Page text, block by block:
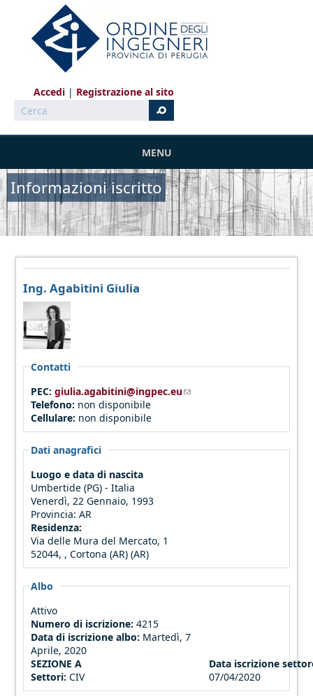
Salta al contenuto principale
Accedi
Registrazione al sito
Cerca
MENU
Informazioni iscritto
Ing. Agabitini Giulia
Contatti
PEC:giulia.agabitini@ingpec.eu(link sends e-mail)
Telefono: non disponibile
Cellulare: non disponibile
Dati anagrafici
Luogo e data di nascita
Umbertide (PG) - Italia
Venerdì, 22 Gennaio, 1993
Provincia:AR
Residenza:
Via delle Mura del Mercato, 1
52044, , Cortona (AR) (AR)
Albo
Attivo
Numero di iscrizione: 4215
Data di iscrizione albo: Martedì, 7
Aprile, 2020
SEZIONE A
Settori: CIV
Data iscrizione
07/04/2020